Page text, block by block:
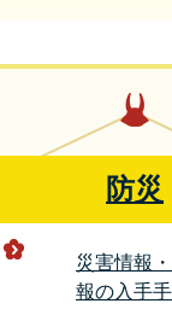
防災
災害情報
報の入手